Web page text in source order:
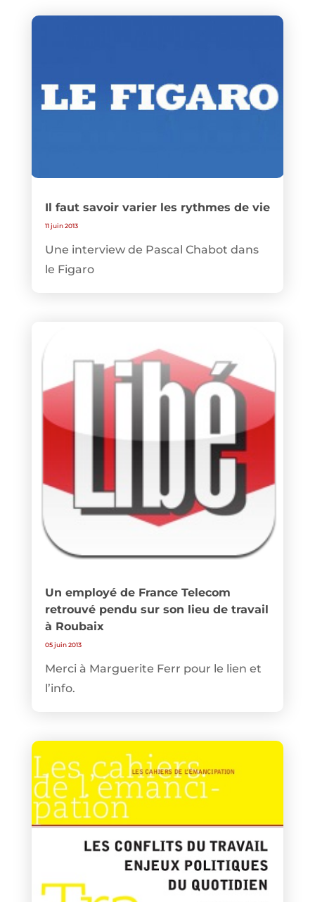
Il faut savoir varier les rythmes de vie
11 juin 2013
Une interview de Pascal Chabot dans
le Figaro
Un employé de France Telecom
retrouvé pendu sur son lieu de travail
à Roubaix
05 juin 2013
Merci à Marguerite Ferr pour le lien et
l’info.